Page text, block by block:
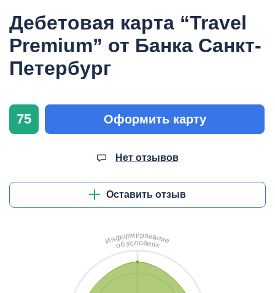
Дебетовая карта “Travel
Premium” от Банка Санкт-
Петербург
75 Оформить карту
Нет отзывов
Оставить отзыв
Информирование
обусловиях